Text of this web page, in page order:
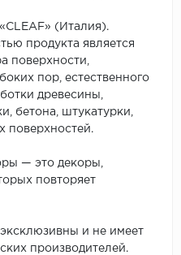
(Италия).
продукта является
поверхности,
пор, естественного
древесины,
бетона, штукатурки,
поверхностей.
— это декоры,
повторяет
и не имеет
производителей.